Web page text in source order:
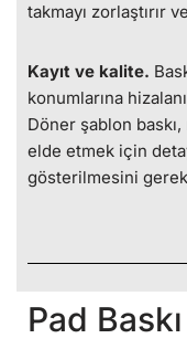
takmayı zorlaştırır
Kayıt ve kalite.
konumlarına
Döner şablon
elde etmek için
gösterilmesini
Pad Baskı